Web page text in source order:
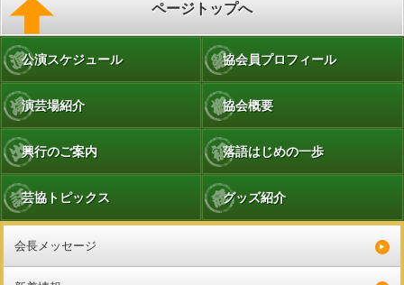
ページトップへ
公演スケジュール 協会員プロフィール
演芸場紹介 協会概要
興行のご案内 落語はじめの一歩
芸協トピックス グッズ紹介
会長メッセージ